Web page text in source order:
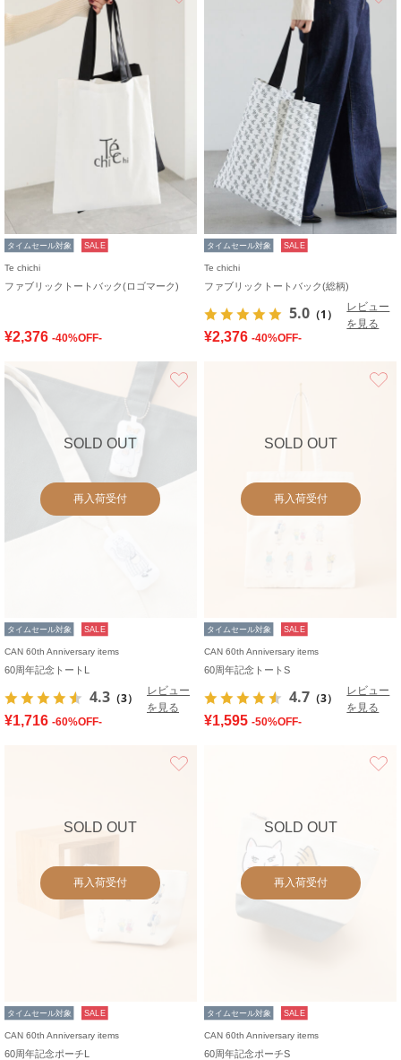
タイムセール対象 SALE
Te chichi
ファブリックトートバック(ロゴマーク)
¥2,376 -40%OFF-
タイムセール対象 SALE
Te chichi
ファブリックトートバック(総柄)
5.0 （1）
レビュー
を見る
¥2,376 -40%OFF-
SOLD OUT
再入荷受付
タイムセール対象 SALE
CAN 60th Anniversary items
60周年記念トートL
4.3 （3）
レビュー
を見る
¥1,716 -60%OFF-
SOLD OUT
再入荷受付
タイムセール対象 SALE
CAN 60th Anniversary items
60周年記念トートS
4.7 （3）
レビュー
を見る
¥1,595 -50%OFF-
SOLD OUT
再入荷受付
タイムセール対象 SALE
CAN 60th Anniversary items
60周年記念ポーチL
SOLD OUT
再入荷受付
タイムセール対象 SALE
CAN 60th Anniversary items
60周年記念ポーチS